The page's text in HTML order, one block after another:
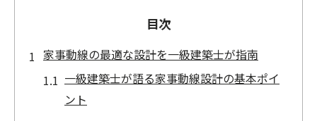
目次
家事動線の最適な設計を一級建築士が指南
一級建築士が語る家事動線設計の基本ポイ
ント